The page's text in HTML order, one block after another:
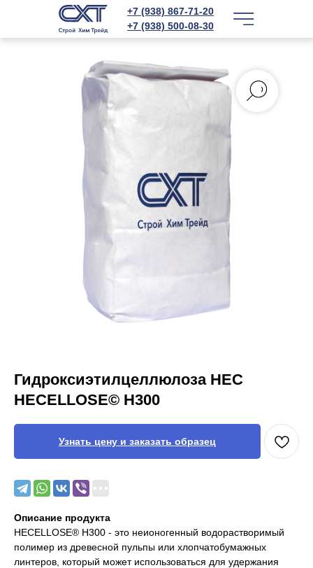
+7 (938) 867-71-20
+7 (938) 500-08-30
Гидроксиэтилцеллюлоза HEC
HECELLOSE© Н300
Узнать цену и заказать образец
Описание продукта
HECELLOSE® H300 - это неионогенный водорастворимый
полимер из древесной пульпы или хлопчатобумажных
линтеров, который может использоваться для удержания